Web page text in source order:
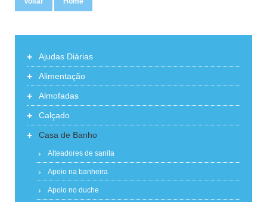
+ Ajudas Diárias
+ Alimentação
+ Almofadas
+ Calçado
+ Casa de Banho
Alteadores de sanita
Apoio na banheira
Apoio no duche